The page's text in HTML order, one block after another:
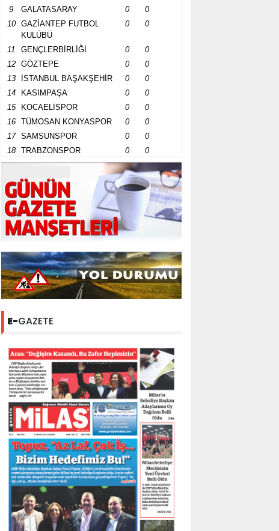
9
GALATASARAY 0
0
10
GAZİANTEP FUTBOL
KULÜBÜ
0 0
11 GENÇLERBİRLİĞİ 0
0
12
GÖZTEPE 0
0
13
İSTANBUL BAŞAKŞEHİR 0
0
14
KASIMPAŞA 0
0
15
KOCAELİSPOR 0
0
16
TÜMOSAN KONYASPOR 0
0
17
SAMSUNSPOR 0
0
18
TRABZONSPOR 0 0
E-GAZETE